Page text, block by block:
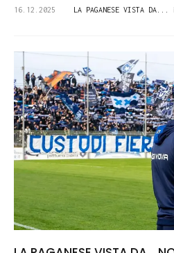
16.12.2025 LA PAGANESE VISTA DA...